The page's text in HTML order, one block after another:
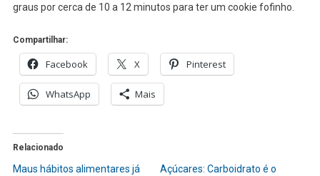
graus por cerca de 10 a 12 minutos para ter um cookie fofinho.
Compartilhar:
Facebook X Pinterest
WhatsApp Mais
Relacionado
Maus hábitos alimentares já
Açúcares: Carboidrato é o